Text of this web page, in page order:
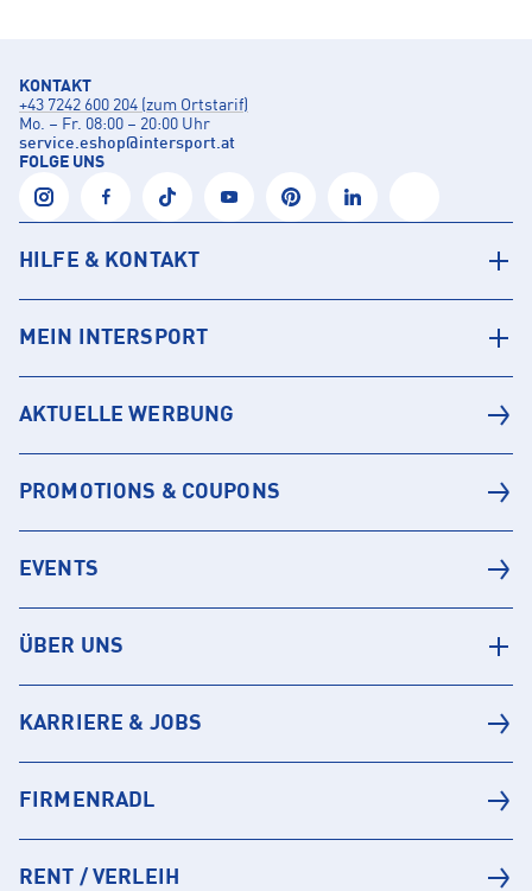
KONTAKT
+43 7242 600 204 (zum Ortstarif)
Mo. – Fr. 08:00 – 20:00 Uhr
service.eshop@intersport.at
FOLGE UNS
HILFE & KONTAKT
MEIN INTERSPORT
AKTUELLE WERBUNG
PROMOTIONS & COUPONS
EVENTS
ÜBER UNS
KARRIERE & JOBS
FIRMENRADL
RENT / VERLEIH